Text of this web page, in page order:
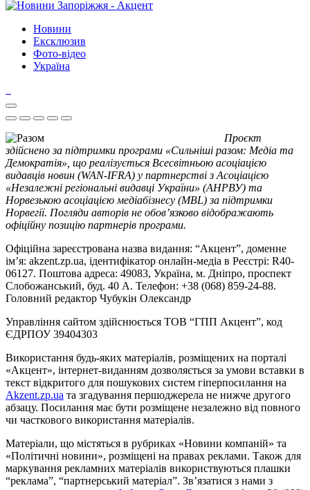
Новини
Ексклюзив
Фото-відео
Україна
Проєкт
здійснено за підтримки програми «Сильніші разом: Медіа та
Демократія», що реалізується Всесвітньою асоціацією
видавців новин (WAN-IFRA) у партнерстві з Асоціацією
«Незалежні регіональні видавці України» (АНРВУ) та
Норвезькою асоціацією медіабізнесу (MBL) за підтримки
Норвегії. Погляди авторів не обов’язково відображають
офіційну позицію партнерів програми.
Офіційна зареєстрована назва видання: “Акцент”, доменне
ім’я: akzent.zp.ua, ідентифікатор онлайн-медіа в Реєстрі: R40-
06127. Поштова адреса: 49083, Україна, м. Дніпро, проспект
Слобожанський, буд. 40 А. Телефон: +38 (068) 859-24-88.
Головний редактор Чубукін Олександр
Управління сайтом здійснюється ТОВ “ГПП Акцент”, код
ЄДРПОУ 39404303
Використання будь-яких матеріалів, розміщених на порталі
«Акцент», інтернет-виданням дозволяється за умови вставки в
текст відкритого для пошукових систем гіперпосилання на
Akzent.zp.ua та згадування першоджерела не нижче другого
абзацу. Посилання має бути розміщене незалежно від повного
чи часткового використання матеріалів.
Матеріали, що містяться в рубриках «Новини компаній» та
«Політичні новини», розміщені на правах реклами. Також для
маркування рекламних матеріалів використвуються плашки
“реклама”, “партнерський матеріал”. Зв’язатися з нами з